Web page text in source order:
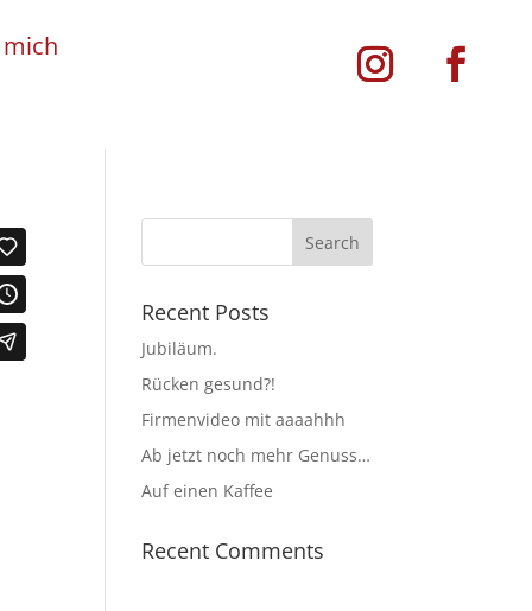
Recent Posts
Jubiläum.
Rücken gesund?!
Firmenvideo mit aaaahhh
Ab jetzt noch mehr Genuss…
Auf einen Kaffee
Recent Comments